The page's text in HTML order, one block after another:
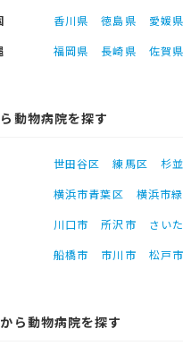
香川県 徳島県 愛媛県
福岡県 長崎県 佐賀県
動物病院を探す
世田谷区 練馬区 杉
横浜市青葉区 横浜市
川口市 所沢市 さい
船橋市 市川市 松戸市
ら動物病院を探す